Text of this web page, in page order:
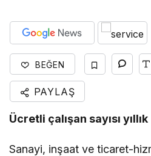
BEĞEN
PAYLAŞ
Ücretli çalışan sayısı
Sanayi, inşaat ve ticaret-